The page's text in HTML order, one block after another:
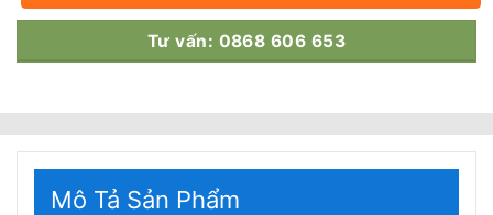
Tư vấn: 0868 606 653
Mô Tả Sản Phẩm